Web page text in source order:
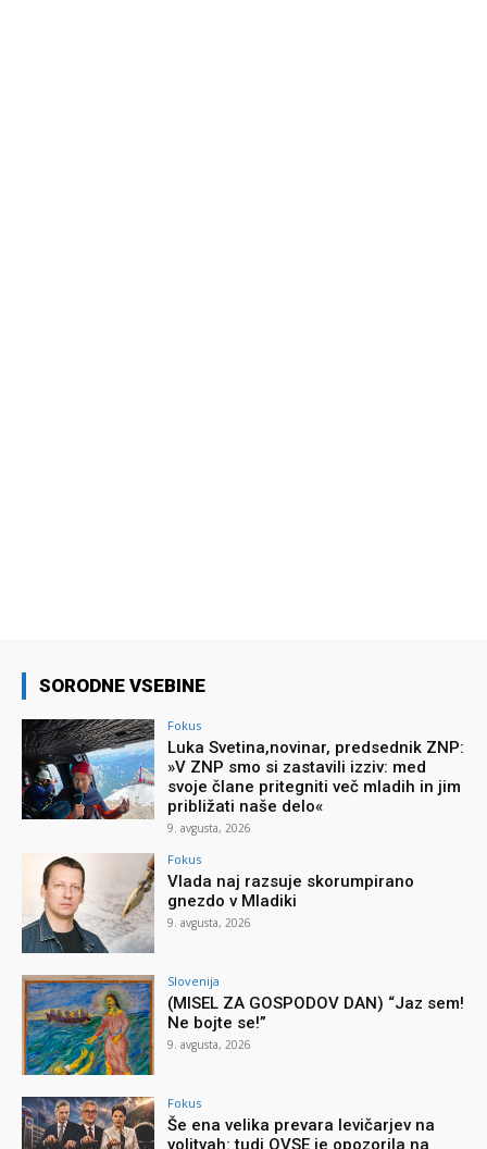
SORODNE VSEBINE
Fokus
Luka Svetina,novinar, predsednik ZNP:
»V ZNP smo si zastavili izziv: med
svoje člane pritegniti več mladih in jim
približati naše delo«
9. avgusta, 2026
Fokus
Vlada naj razsuje skorumpirano
gnezdo v Mladiki
9. avgusta, 2026
Slovenija
(MISEL ZA GOSPODOV DAN) “Jaz sem!
Ne bojte se!”
9. avgusta, 2026
Fokus
Še ena velika prevara levičarjev na
volitvah: tudi OVSE je opozorila na